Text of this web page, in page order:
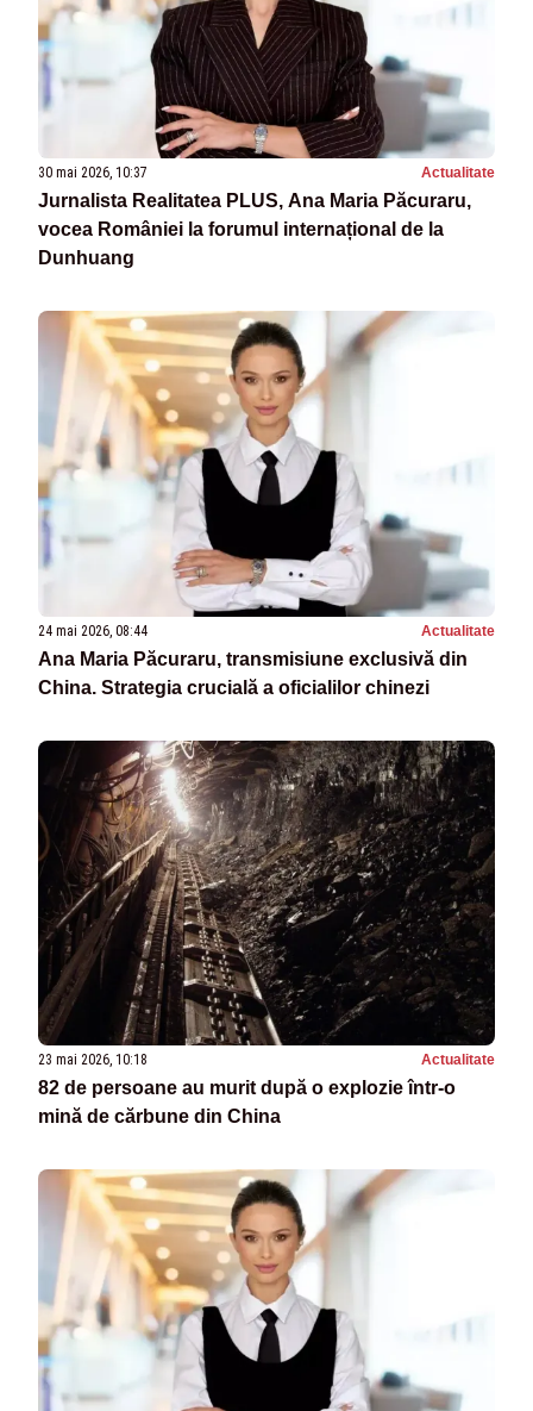
30 mai 2026, 10:37 Actualitate
Jurnalista Realitatea PLUS, Ana Maria Păcuraru,
vocea României la forumul internațional de la
Dunhuang
24 mai 2026, 08:44 Actualitate
Ana Maria Păcuraru, transmisiune exclusivă din
China. Strategia crucială a oficialilor chinezi
23 mai 2026, 10:18 Actualitate
82 de persoane au murit după o explozie într-o
mină de cărbune din China